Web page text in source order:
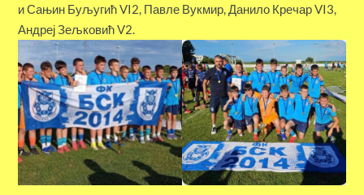
и Сањин Буљугић VI2, Павле Вукмир, Данило Кречар VI3,
Андреј Зељковић V2.